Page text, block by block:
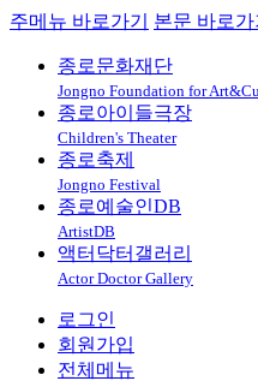
주메뉴 바로가기 본문 바로가
종로문화재단
Jongno Foundation for
종로아이들극장
Children's Theater
종로축제
Jongno Festival
종로예술인DB
ArtistDB
액터닥터갤러리
Actor Doctor Gallery
로그인
회원가입
전체메뉴